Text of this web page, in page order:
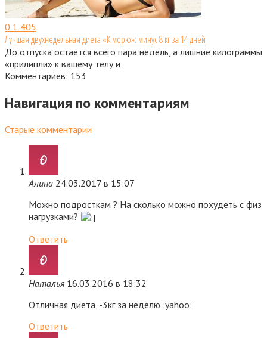
0 1 405
Лучшая двухнедельная диета «К морю»: минус 8 кг за 14 дней
До отпуска остается всего пара недель, а лишние килограммы
«прилипли» к вашему телу и
Комментариев: 153
Навигация по комментариям
Старые комментарии
Алина 24.03.2017 в 15:07
Можно подросткам ? На сколько можно похудеть с физ
нагрузками?
Ответить
Наталья 16.03.2016 в 18:32
Отличная диета, -3кг за неделю :yahoo:
Ответить